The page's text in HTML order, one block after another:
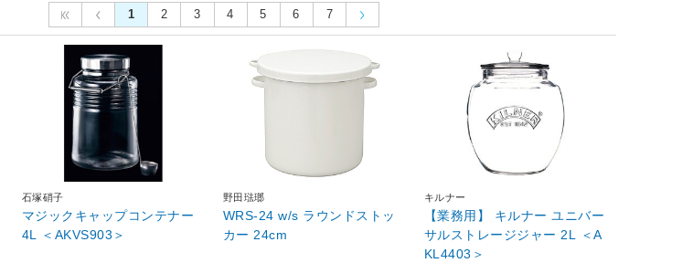
1 2 3 4 5 6 7
石塚硝子
マジックキャップコンテナー
4L ＜AKVS903＞
野田琺瑯
WRS-24 w/s ラウンドストッ
カー 24cm
キルナー
【業務用】 キルナー ユニバー
サルストレージジャー 2L ＜A
KL4403＞